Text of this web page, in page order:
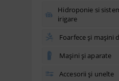
Hidroponie si
irigare
Foarfece și mașini
Mașini și aparate
Accesorii și unelte